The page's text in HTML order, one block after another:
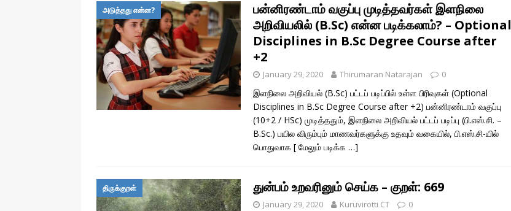
அடுத்தது என்ன?
பன்னிரண்டாம் வகுப்பு முடித்தவர்கள் இளநிலை
அறிவியலில் (B.Sc) என்ன படிக்கலாம்? – Optional
Disciplines in B.Sc Degree Course after
+2
January 29, 2020 Thirumaran Natarajan 0
இளநிலை அறிவியல் (B.Sc) பட்டப் படிப்பில் உள்ள பிரிவுகள் (Optional
Disciplines in B.Sc Degree Course after +2) பன்னிரண்டாம் வகுப்பு
(10+2 / HSc) முடித்ததும், இளநிலை அறிவியல் பட்டப் படிப்பு (பி.எஸ்.சி. –
B.Sc.) பயில விரும்பும் மாணவர்களுக்கு உதவும் வகையில், பி.எஸ்.சி-யில்
பொதுவாக [ மேலும் படிக்க …]
திருக்குறள் துன்பம் உறவரினும் செய்க – குறள்: 669
January 29, 2020 Kuruvirotti CT 0